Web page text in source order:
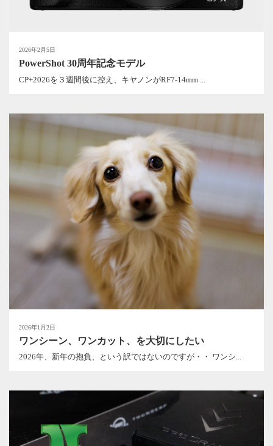
2026年2月5日
PowerShot 30周年記念モデル
CP+2026を３週間後に控え、キヤノンがRF7-14mm ...
2026年1月2日
ワンシーン、ワンカット、を大切にしたい
2026年、新年の抱負、という訳ではないのですが・・ ワンシ...